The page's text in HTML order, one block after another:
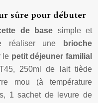
sûre pour débuter
de base simple et
réaliser une
brioche
le petit déjeuner familial
250ml de lait tiède
mou (à température
1 sachet de levure de